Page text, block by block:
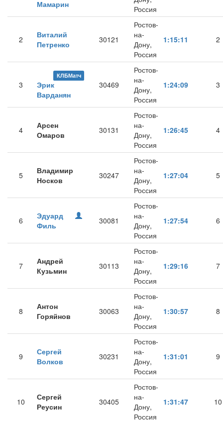
Мамарин
Россия
2
Виталий
Петренко
30121
Ростов-
на-
Дону,
Россия
1:15:11 2
3
КЛБМатч
Эрик
Варданян
30469
Ростов-
на-
Дону,
Россия
1:24:09 3
4
Арсен
Омаров
30131
Ростов-
на-
Дону,
Россия
1:26:45 4
5
Владимир
Носков
30247
Ростов-
на-
Дону,
Россия
1:27:04 5
6
Эдуард
Филь
30081
Ростов-
на-
Дону,
Россия
1:27:54 6
7
Андрей
Кузьмин
30113
Ростов-
на-
Дону,
Россия
1:29:16 7
8
Антон
Горяйнов
30063
Ростов-
на-
Дону,
Россия
1:30:57 8
9
Сергей
Волков
30231
Ростов-
на-
Дону,
Россия
1:31:01 9
10
Сергей
Реусин
30405
Ростов-
на-
Дону,
Россия
1:31:47 10